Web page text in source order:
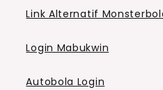
Link Alternatif
Login Mabukwin
Autobola Login